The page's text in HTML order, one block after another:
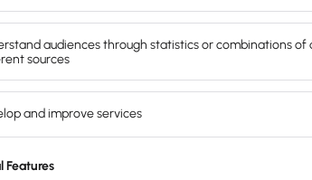
darf Abschlagszahlungen nur unter